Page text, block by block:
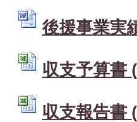
後援事業実
収支予算書
収支報告書